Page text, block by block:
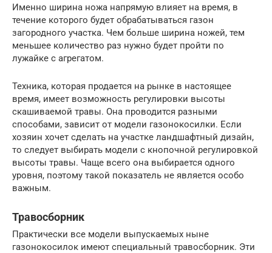
Именно ширина ножа напрямую влияет на время, в
течение которого будет обрабатываться газон
загородного участка. Чем больше ширина ножей, тем
меньшее количество раз нужно будет пройти по
лужайке с агрегатом.
Техника, которая продается на рынке в настоящее
время, имеет возможность регулировки высоты
скашиваемой травы. Она проводится разными
способами, зависит от модели газонокосилки. Если
хозяин хочет сделать на участке ландшафтный дизайн,
то следует выбирать модели с кнопочной регулировкой
высоты травы. Чаще всего она выбирается одного
уровня, поэтому такой показатель не является особо
важным.
Травосборник
Практически все модели выпускаемых ныне
газонокосилок имеют специальный травосборник. Эти